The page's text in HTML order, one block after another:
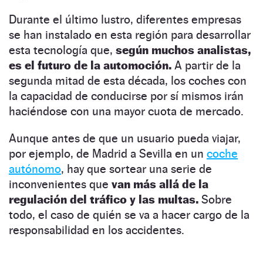
Durante el último lustro, diferentes empresas
se han instalado en esta región para desarrollar
esta tecnología que, según muchos analistas,
es el futuro de la automoción. A partir de la
segunda mitad de esta década, los coches con
la capacidad de conducirse por sí mismos irán
haciéndose con una mayor cuota de mercado.
Aunque antes de que un usuario pueda viajar,
por ejemplo, de Madrid a Sevilla en un coche
autónomo, hay que sortear una serie de
inconvenientes que van más allá de la
regulación del tráfico y las multas. Sobre
todo, el caso de quién se va a hacer cargo de la
responsabilidad en los accidentes.